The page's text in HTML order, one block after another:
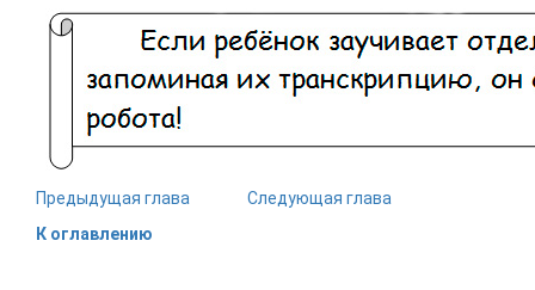
Предыдущая глава
Следующая глава
К оглавлению